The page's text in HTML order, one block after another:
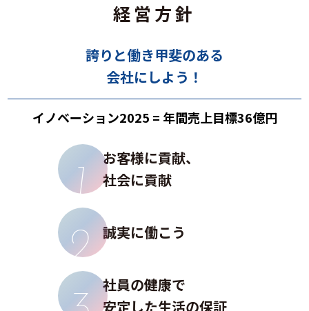
経営方針
誇りと働き甲斐のある
会社にしよう！
イノベーション2025 = 年間売上目標36億円
お客様に貢献、
社会に貢献
誠実に働こう
社員の健康で
安定した生活の保証